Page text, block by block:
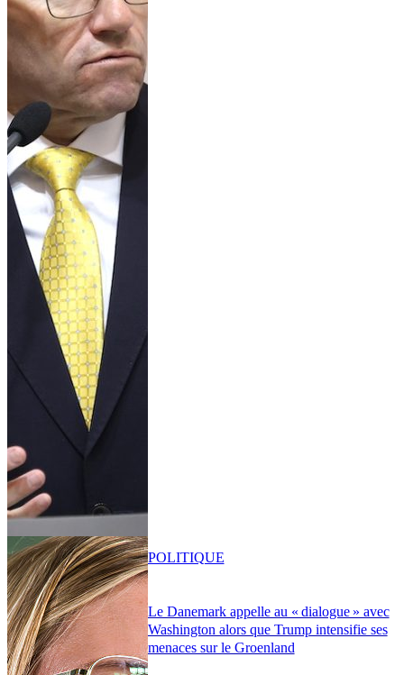
Le Danemark appelle au « dialogue » avec
Washington alors que Trump intensifie ses
menaces sur le Groenland
POLITIQUE